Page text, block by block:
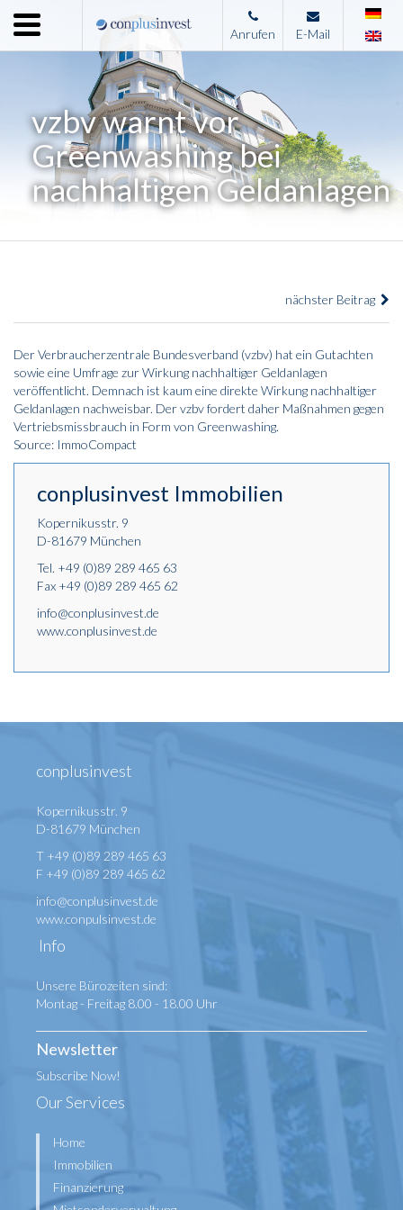
Menu
Home
Unternehmen
Leistungen
Immobilienangebote
News
Anrufen E-Mail
vzbv warnt vor
Greenwashing bei
nachhaltigen Geldanlagen
nächster Beitrag
Der Verbraucherzentrale Bundesverband (vzbv) hat ein Gutachten
sowie eine Umfrage zur Wirkung nachhaltiger Geldanlagen
veröffentlicht. Demnach ist kaum eine direkte Wirkung nachhaltiger
Geldanlagen nachweisbar. Der vzbv fordert daher Maßnahmen gegen
Vertriebsmissbrauch in Form von Greenwashing.
Source: ImmoCompact
conplusinvest Immobilien
Kopernikusstr. 9
D-81679 München
Tel. +49 (0)89 289 465 63
Fax +49 (0)89 289 465 62
info@conplusinvest.de
www.conplusinvest.de
conplusinvest
Kopernikusstr. 9
D-81679 München
T +49 (0)89 289 465 63
F +49 (0)89 289 465 62
info@conplusinvest.de
www.conpulsinvest.de
Info
Unsere Bürozeiten sind:
Montag - Freitag 8.00 - 18.00 Uhr
Newsletter
Subscribe Now!
Our Services
Home
Immobilien
Finanzierung